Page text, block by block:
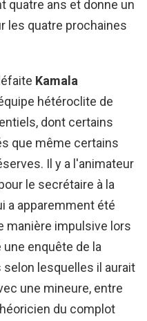
quatre ans et donne un
les quatre prochaines
Kamala
hétéroclite de
dont certains
que même certains
Il y a l'animateur
le secrétaire à la
a apparemment été
manière impulsive lors
une enquête de la
lesquelles il aurait
une mineure, entre
du complot